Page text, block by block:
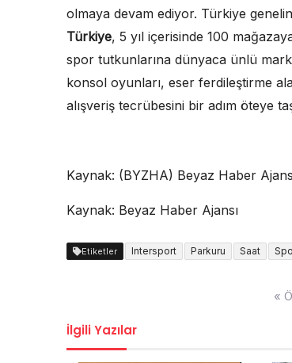
olmaya devam ediyor. Türkiye
Türkiye, 5 yıl içerisinde 100
spor tutkunlarına dünyaca ünlü
konsol oyunları, eser ferdileştirme
alışveriş tecrübesini bir adım öteye
Kaynak: (BYZHA) Beyaz Haber
Kaynak: Beyaz Haber Ajansı
Etiketler Intersport Parkuru Saat
«
İlgili Yazılar